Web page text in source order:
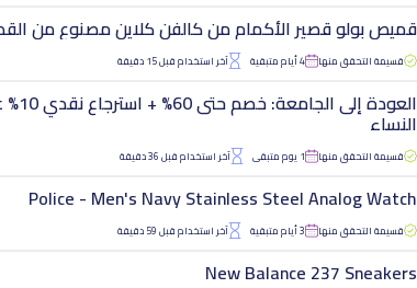
قميص بولو قصير الأكمام من كالفن كلاين مصنوع من
قسيمة التحقق منها 4 أيام متبقية آخر استخدام قبل 15 دقيقة
العودة
النساء
قسيمة التحقق منها 1 يوم متبقى آخر استخدام قبل 36 دقيقة
Police - Men's Navy Stainless Steel Analog Watch
قسيمة التحقق منها 3 أيام متبقية آخر استخدام قبل 59 دقيقة
New Balance 237 Sneakers